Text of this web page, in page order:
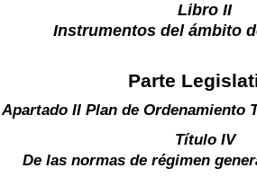
Libro II
Instrumentos del ámbito
Parte
Apartado II Plan de Ordenamiento
Título IV
De las normas de régimen